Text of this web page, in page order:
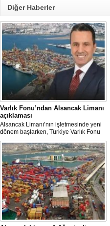
Diğer Haberler
Varlık Fonu’ndan Alsancak Limanı
açıklaması
Alsancak Limanı’nın işletmesinde yeni
dönem başlarken, Türkiye Varlık Fonu
Yatırımlardan Sorumlu Genel Müdür
Yardımcısı Aziz Murat Uluğ, limanda
satış ya da imtiyaz devri yapılmadığını
belirterek, “Yük limanı operasyonlarını
yerli ve milli Alport’a teslim ettik”
açıklamasında bulundu.